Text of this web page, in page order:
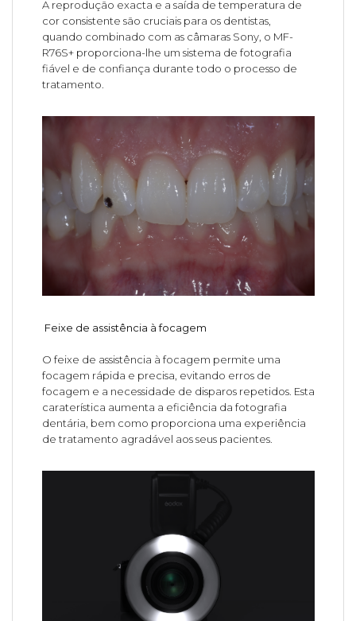
A reprodução exacta e a saída de temperatura de
cor consistente são cruciais para os dentistas,
quando combinado com as câmaras Sony, o MF-
R76S+ proporciona-lhe um sistema de fotografia
fiável e de confiança durante todo o processo de
tratamento.
Feixe de assistência à focagem
O feixe de assistência à focagem permite uma
focagem rápida e precisa, evitando erros de
focagem e a necessidade de disparos repetidos. Esta
caraterística aumenta a eficiência da fotografia
dentária, bem como proporciona uma experiência
de tratamento agradável aos seus pacientes.